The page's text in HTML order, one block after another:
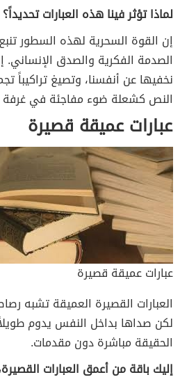
لماذا تؤثر فينا هذه العبارات تحديداً؟
إن القوة السحرية لهذه السطور
الصدمة الفكرية والصدق الإنساني.
نخفيها عن أنفسنا، وتصيغ تراكيباً
النص كشعلة ضوء مفاجئة في
عبارات عميقة قصيرة
عبارات عميقة قصيرة
العبارات القصيرة العميقة تشبه
لكن صداها بداخل النفس يدوم
الحقيقة مباشرة دون مقدمات.
إليك باقة من أعمق العبارات